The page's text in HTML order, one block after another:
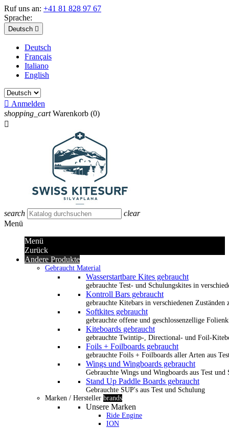
Ruf uns an: +41 81 828 97 67
Sprache:
Deutsch 
Deutsch
Français
Italiano
English
 Anmelden
shopping_cart Warenkorb (0)

search
clear
Menü
Menü
Zurück
Andere Produkte
Gebraucht Material
Wasserstartbare Kites gebraucht
gebrauchte Test- und Schulungskites in
Kontroll Bars gebraucht
gebrauchte Kitebars in verschiedenen Zuständen
Softkites gebraucht
gebrauchte offene und geschlossenzellige
Kiteboards gebraucht
gebrauchte Twintip-, Directional- und Foil-
Foils + Foilboards gebraucht
gebrauchte Foils + Foilboards aller Arten aus
Wings und Wingboards gebraucht
Gebrauchte Wings und Wingboards aus Test und
Stand Up Paddle Boards gebraucht
Gebrauchte SUP's aus Test und Schulung
Marken / Hersteller brands
Unsere Marken
Ride Engine
ION